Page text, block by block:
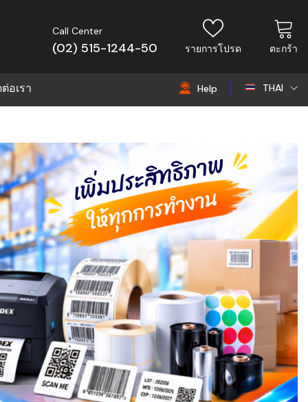
Call Center
(02) 515-1244-50 รายการโปรด ตะกร้า
อเรา Help THAI
EN